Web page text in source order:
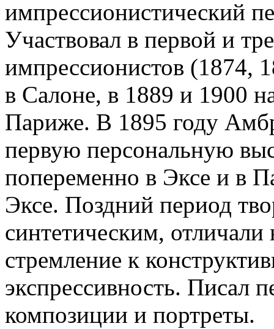
импрессионистический
Участвовал в первой и
импрессионистов (1874,
в Салоне, в 1889 и 1900
Париже. В 1895 году
первую персональную
попеременно в Эксе и в
Эксе. Поздний период
синтетическим, отличали
стремление к
экспрессивность. Писал
композиции и портреты.